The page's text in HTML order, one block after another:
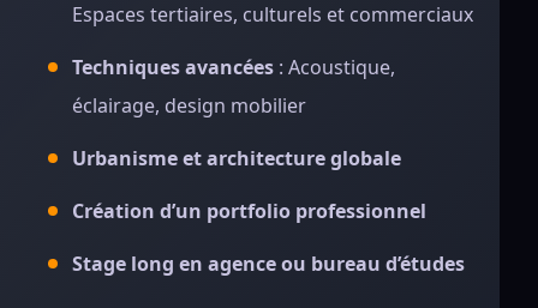
Espaces tertiaires, culturels et commerciaux
Techniques avancées : Acoustique,
éclairage, design mobilier
Urbanisme et architecture globale
Création d’un portfolio professionnel
Stage long en agence ou bureau d’études